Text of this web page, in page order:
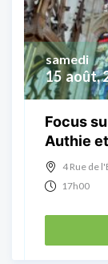
15 août,
samedi
Focus
Authie
4 Rue de
17h00